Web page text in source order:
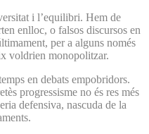
i l’equilibri. Hem de
enlloc, o falsos discursos en
per a alguns només
voldrien monopolitzar.
en debats empobridors.
progressisme no és res més
defensiva, nascuda de la